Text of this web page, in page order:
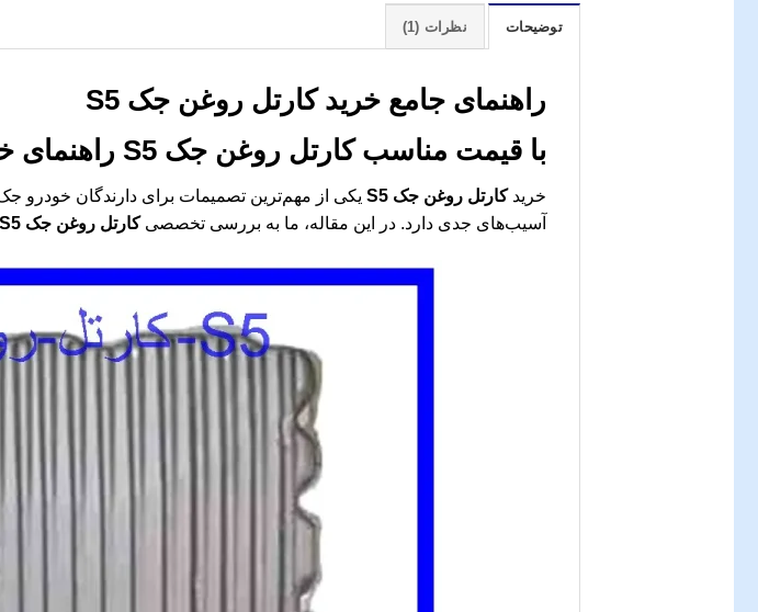
توضیحات نظرات (1)
راهنمای جامع خرید کارتل روغن جک S5
با قیمت مناسبکارتل روغن جک S5 راهنمای
خریدکارتل روغن جک S5
آسیب‌های جدی دارد. در این مقاله، ما به بررسی تخصصیکارتل روغن جک S5